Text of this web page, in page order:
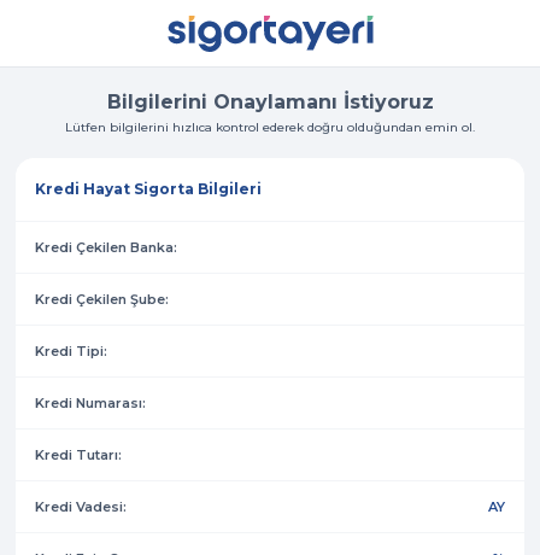
Bilgilerini Onaylamanı İstiyoruz
Lütfen bilgilerini hızlıca kontrol ederek doğru olduğundan emin ol.
Kredi Hayat Sigorta Bilgileri
Kredi Çekilen Banka:
Kredi Çekilen Şube:
Kredi Tipi:
Kredi Numarası:
Kredi Tutarı:
Kredi Vadesi: AY